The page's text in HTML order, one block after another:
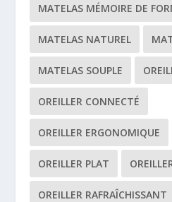
MATELAS MÉMOIRE DE
MATELAS NATUREL
MATELAS SOUPLE
OREILLER CONNECTÉ
OREILLER ERGONOMIQUE
OREILLER PLAT
OREILLER RAFRAÎCHISSANT